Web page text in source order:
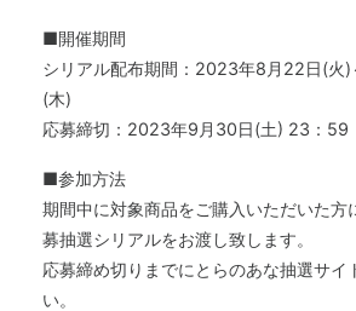
■開催期間
シリアル配布期間：2023年8月22日(火
(木)
応募締切：2023年9月30日(土) 23：59
■参加方法
期間中に対象商品をご購入いただいた方
募抽選シリアルをお渡し致します。
応募締め切りまでにとらのあな抽選サイ
い。